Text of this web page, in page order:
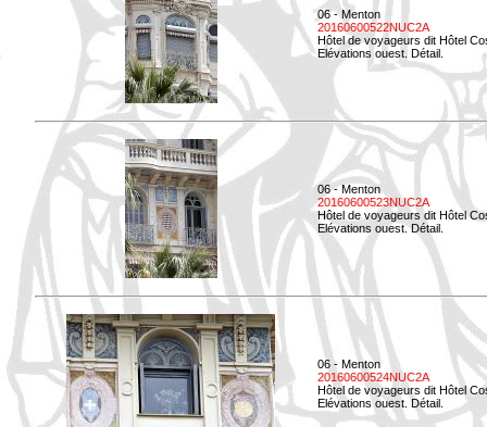
06 - Menton
20160600522NUC2A
Hôtel de voyageurs dit Hôtel
Elévations ouest. Détail.
06 - Menton
20160600523NUC2A
Hôtel de voyageurs dit Hôtel
Elévations ouest. Détail.
06 - Menton
20160600524NUC2A
Hôtel de voyageurs dit Hôtel
Elévations ouest. Détail.